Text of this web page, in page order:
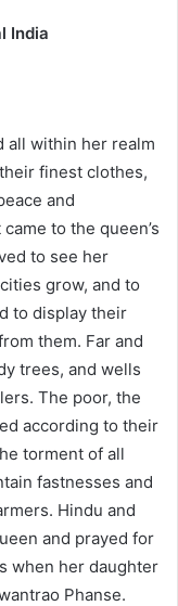
India
all within her realm
finest clothes,
and
to the queen’s
to see her
grow, and to
to display their
them. Far and
trees, and wells
The poor, the
according to their
torment of all
fastnesses and
Hindu and
and prayed for
when her daughter
Phanse.